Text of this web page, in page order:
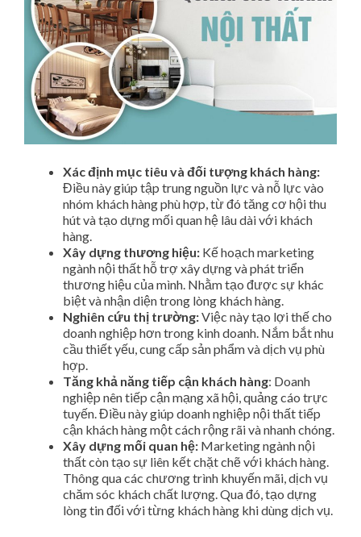
Xác định mục tiêu và đối tượng khách hàng:
Điều này giúp tập trung nguồn lực và nỗ lực vào
nhóm khách hàng phù hợp, từ đó tăng cơ hội thu
hút và tạo dựng mối quan hệ lâu dài với khách
hàng.
Xây dựng thương hiệu: Kế hoạch marketing
ngành nội thất hỗ trợ xây dựng và phát triển
thương hiệu của mình. Nhằm tạo được sự khác
biệt và nhận diện trong lòng khách hàng.
Nghiên cứu thị trường:Việc này tạo lợi thế cho
doanh nghiệp hơn trong kinh doanh. Nắm bắt nhu
cầu thiết yếu, cung cấp sản phẩm và dịch vụ phù
hợp.
Tăng khả năng tiếp cận khách hàng: Doanh
nghiệp nên tiếp cận mạng xã hội, quảng cáo trực
tuyến. Điều này giúp doanh nghiệp nội thất tiếp
cận khách hàng một cách rộng rãi và nhanh chóng.
Xây dựng mối quan hệ: Marketing ngành nội
thất còn tạo sự liên kết chặt chẽ với khách hàng.
Thông qua các chương trình khuyến mãi, dịch vụ
chăm sóc khách chất lượng. Qua đó, tạo dựng
lòng tin đối với từng khách hàng khi dùng dịch vụ.